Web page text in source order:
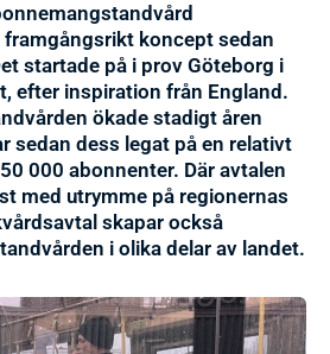
koncept sedan
startade på i prov Göteborg i
efter inspiration från England.
ökade stadigt åren
sedan dess legat på en relativt
000 abonnenter. Där avtalen
med utrymme på regionernas
skapar också
i olika delar av landet.